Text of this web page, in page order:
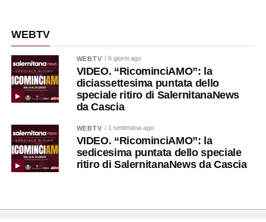
WEBTV
WEBTV / 6 giorni ago
VIDEO. “RicominciAMO”: la
diciassettesima puntata dello
speciale ritiro di SalernitanaNews
da Cascia
WEBTV / 1 settimana ago
VIDEO. “RicominciAMO”: la
sedicesima puntata dello speciale
ritiro di SalernitanaNews da Cascia